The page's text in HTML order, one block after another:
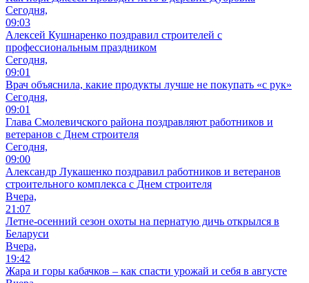
Сегодня,
09:03
Алексей Кушнаренко поздравил строителей с
профессиональным праздником
Сегодня,
09:01
Врач объяснила, какие продукты лучше не покупать «с рук»
Сегодня,
09:01
Глава Смолевичского района поздравляют работников и
ветеранов с Днем строителя
Сегодня,
09:00
Александр Лукашенко поздравил работников и ветеранов
строительного комплекса с Днем строителя
Вчера,
21:07
Летне-осенний сезон охоты на пернатую дичь открылся в
Беларуси
Вчера,
19:42
Жара и горы кабачков – как спасти урожай и себя в августе